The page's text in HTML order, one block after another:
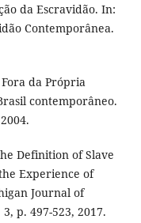
da Escravidão. In:
Contemporânea.
Fora da Própria
contemporâneo.
Definition of Slave
Experience of
Journal of
p. 497-523, 2017.